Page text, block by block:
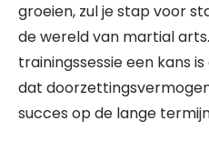
groeien, zul je stap voor
de wereld van martial
trainingssessie een kans
dat
succes op de lange